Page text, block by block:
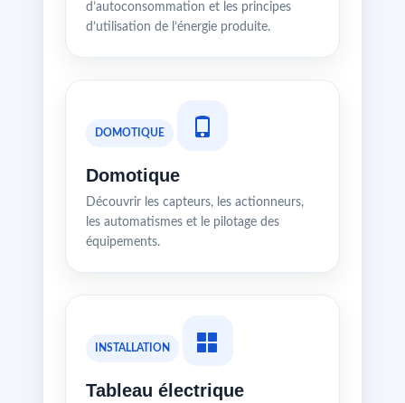
d’autoconsommation et les principes
d’utilisation de l’énergie produite.
DOMOTIQUE
Domotique
Découvrir les capteurs, les actionneurs,
les automatismes et le pilotage des
équipements.
INSTALLATION
Tableau électrique